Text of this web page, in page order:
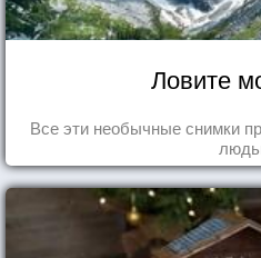
Ловите
Все эти необычные снимки